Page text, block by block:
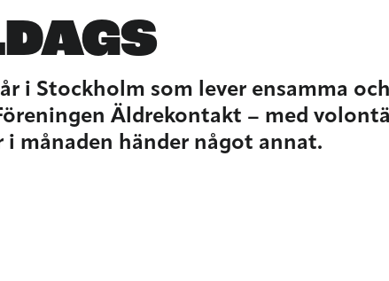
i Stockholm som lever ensamma
Äldrekontakt – med
månaden händer något annat.